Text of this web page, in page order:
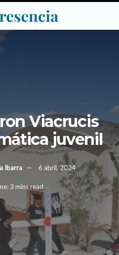
Viacrucis
juvenil
Ibarra 6 abril, 2024
3 mins read